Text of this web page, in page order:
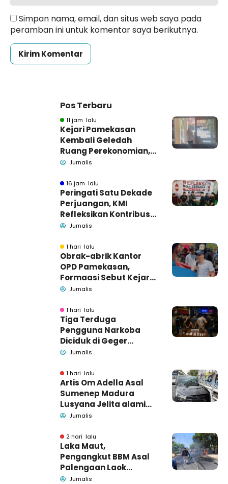
Simpan nama, email, dan situs web saya pada
peramban ini untuk komentar saya berikutnya.
Pos Terbaru
11 jam lalu
Kejari Pamekasan
Kembali Geledah
Ruang Perekonomian,
Pidsus: Tunggu Saja!
Jurnalis
16 jam lalu
Peringati Satu Dekade
Perjuangan, KMI
Refleksikan Kontribusi
untuk Masyarakat
Jurnalis
1 hari lalu
Obrak-abrik Kantor
OPD Pamekasan,
Formaasi Sebut Kejari
Pamekasan
Jurnalis
1 hari lalu
Tiga Terduga
Pengguna Narkoba
Diciduk di Geger
Bangkalan, Polisi Masih
Barang Bukti
Jurnalis
1 hari lalu
Artis Om Adella Asal
Sumenep Madura
Lusyana Jelita alami
kecelakaan di Wonogiri
Jurnalis
2 hari lalu
Laka Maut,
Pengangkut BBM Asal
Palengaan Laok
Pamekasan Meninggal
Jurnalis